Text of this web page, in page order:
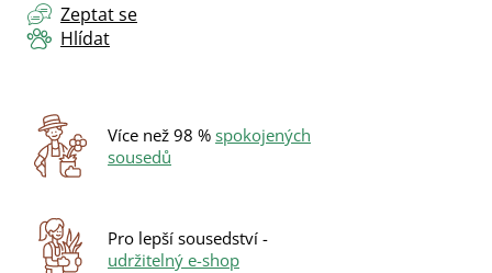
Zeptat se
Hlídat
Více než 98 % spokojených
sousedů
Pro lepší sousedství -
udržitelný e-shop